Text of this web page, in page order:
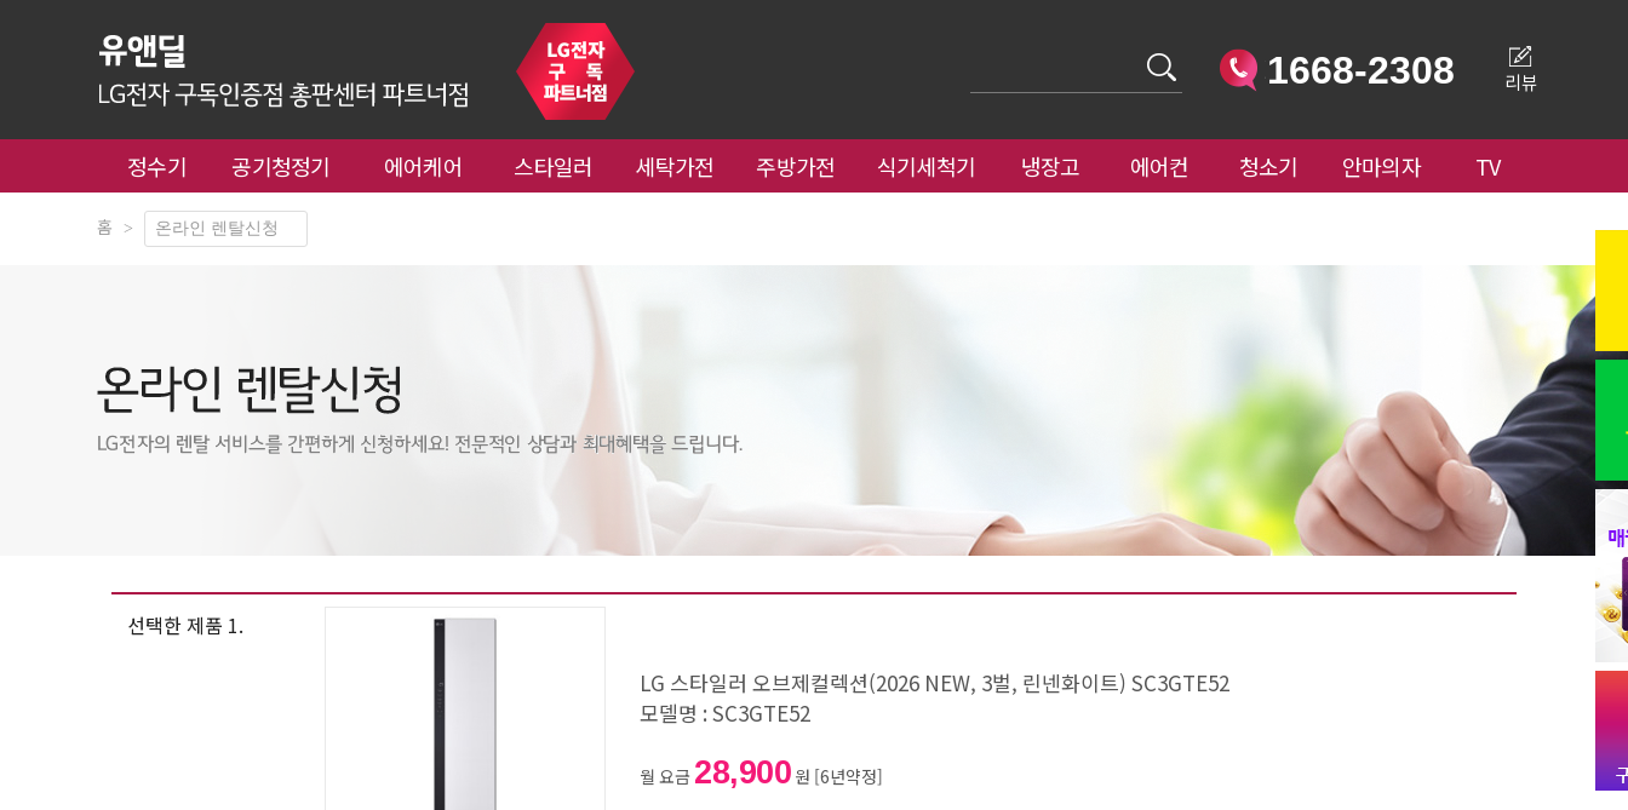
리뷰
1668-2308
정수기 공기청정기 에어케어 스타일러 세탁가전 주방가전 식기세척기 냉장고 에어컨 청소기 안마의자 TV
홈 >
선택한 제품 1.
LG 스타일러 오브제컬렉션(2026 NEW, 3벌, 린넨화이트) SC3GTE52
모델명 : SC3GTE52
월 요금 28,900 원 [6년약정]